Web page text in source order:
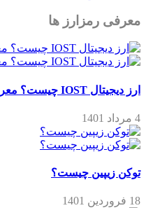
معرفی رمزارز ها
ارز دیجیتال IOST چیست؟ معرفی توکن آی او اس تی
4 مرداد 1401
توکن زیپین چیست؟
18 فروردین 1401